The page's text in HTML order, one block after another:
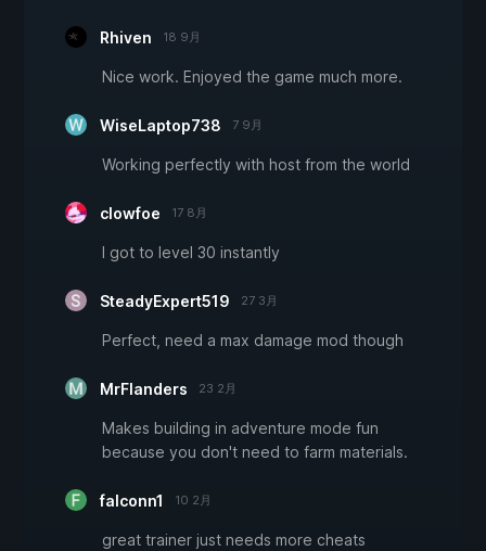
Rhiven 18 9月
Nice work. Enjoyed the game much more.
WiseLaptop738 7 9月
Working perfectly with host from the world
clowfoe 17 8月
I got to level 30 instantly
SteadyExpert519 27 3月
Perfect, need a max damage mod though
MrFlanders 23 2月
Makes building in adventure mode fun
because you don't need to farm materials.
falconn1 10 2月
great trainer just needs more cheats